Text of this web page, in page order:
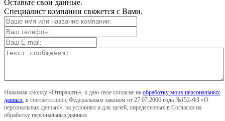
Оставьте свои данные.
Специалист компании свяжется с Вами.
Нажимая кнопку «Отправить», я даю свое согласие на обработку моих персональных
данных, в соответствии с Федеральным законом от 27.07.2006 года №152-ФЗ «О
персональных данных», на условиях и для целей, определенных в Согласии на
обработку персональных данных